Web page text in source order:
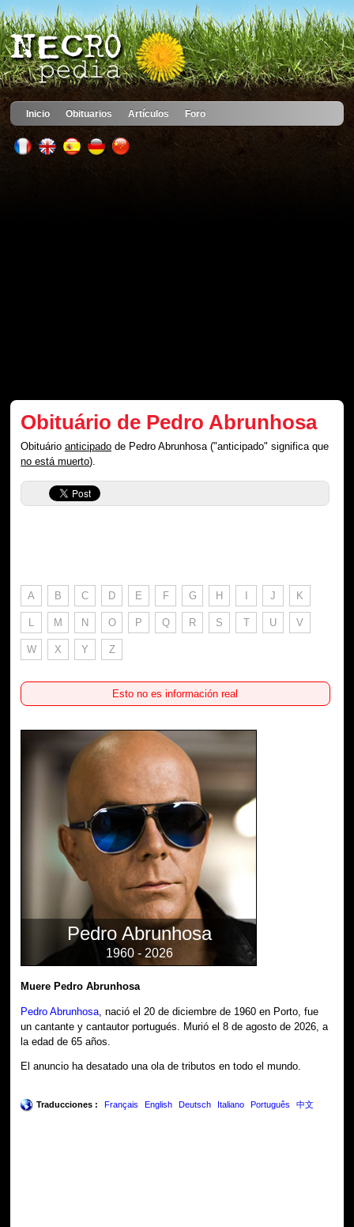
Inicio Obituarios Artículos Foro
Obituário de Pedro Abrunhosa
Obituárioanticipado de Pedro Abrunhosa ("anticipado" significa que
no está muerto).
A B C D E F G H I J K
L M N O P Q R S T U V
W X Y Z
Esto no es información real
Pedro Abrunhosa
1960 - 2026
Muere Pedro Abrunhosa
Pedro Abrunhosa , nació el 20 de diciembre de 1960 en Porto, fue
un cantante y cantautor portugués. Murió el 8 de agosto de 2026, a
la edad de 65 años.
El anuncio ha desatado una ola de tributos en todo el mundo.
Traducciones : Français English Deutsch Italiano Português 中文